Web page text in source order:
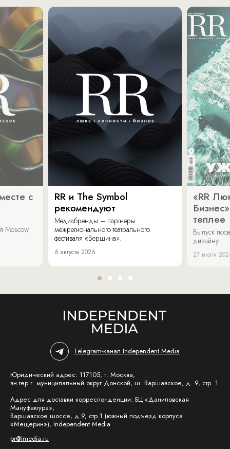
с
Moscow
RR и The Symbol
рекомендуют
Медиабренды – партнеры
межрегионального театрального
фестиваля «Вершина».
6 августа 2026
«RR
теплее
Выпуск
дизайну.
27 июля
Telegram-канал Independent Media
Юридический адрес: 117105, г. Москва,
вн.тер.г. муниципальный округ Донской, ш. Варшавское, д. 9, стр. 1
Адрес для доставки корреспонденции: БЦ «Даниловская
Мануфактура»,
Варшавское шоссе, д.9, стр.1 (южный подъезд корпуса
«Мещерин»), Independent Media
pr@imedia.ru